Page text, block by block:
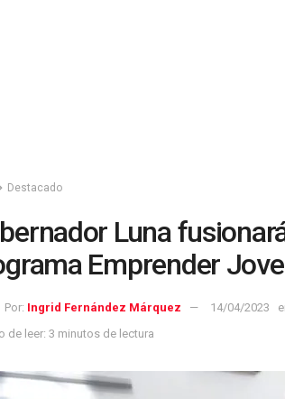
Destacado
Luna
Emprender
Por: Ingrid Fernández Márquez 14/04/2023
de leer: 3 minutos de lectura